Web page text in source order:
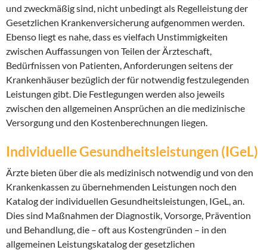
und zweckmäßig sind, nicht unbedingt als Regelleistung der
Gesetzlichen Krankenversicherung aufgenommen werden.
Ebenso liegt es nahe, dass es vielfach Unstimmigkeiten
zwischen Auffassungen von Teilen der Ärzteschaft,
Bedürfnissen von Patienten, Anforderungen seitens der
Krankenhäuser bezüglich der für notwendig festzulegenden
Leistungen gibt. Die Festlegungen werden also jeweils
zwischen den allgemeinen Ansprüchen an die medizinische
Versorgung und den Kostenberechnungen liegen.
Individuelle Gesundheitsleistungen (IGeL)
Ärzte bieten über die als medizinisch notwendig und von den
Krankenkassen zu übernehmenden Leistungen noch den
Katalog der individuellen Gesundheitsleistungen, IGeL, an.
Dies sind Maßnahmen der Diagnostik, Vorsorge, Prävention
und Behandlung, die – oft aus Kostengründen – in den
allgemeinen Leistungskatalog der gesetzlichen